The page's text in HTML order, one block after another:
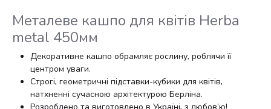
Металеве кашпо для квітів Herba
metal 450мм
Декоративне кашпо обрамляє рослину, роблячи її
центром уваги.
Строгі, геометричні підставки-кубики для квітів,
натхненні сучасною архітектурою Берліна.